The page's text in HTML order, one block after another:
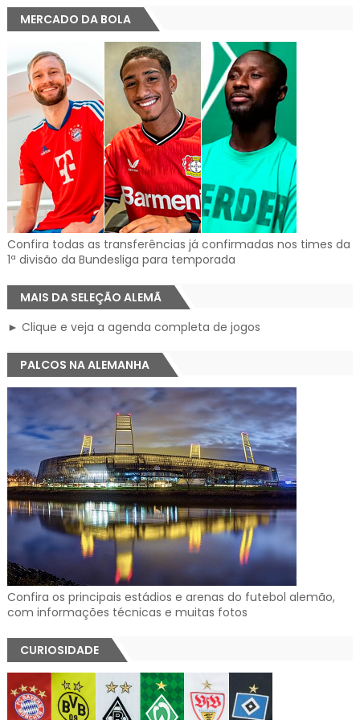
MERCADO DA BOLA
Confira todas as transferências já confirmadas nos times da
1ª divisão da Bundesliga para temporada
MAIS DA SELEÇÃO ALEMÃ
► Clique e veja a agenda completa de jogos
PALCOS NA ALEMANHA
Confira os principais estádios e arenas do futebol alemão,
com informações técnicas e muitas fotos
CURIOSIDADE